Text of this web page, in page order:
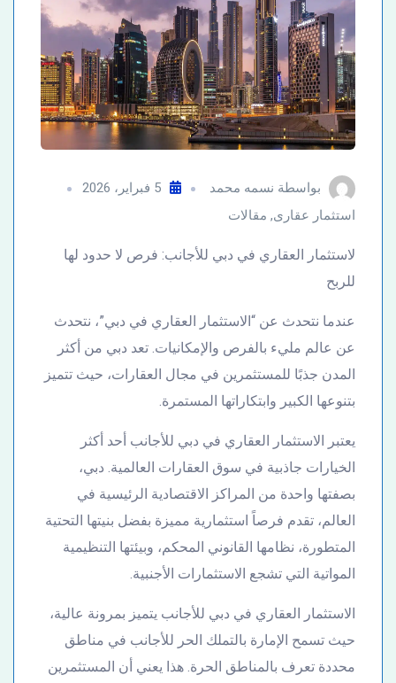
بواسطة نسمه محمد
5 فبراير، 2026
استثمار عقارى, مقالات
لاستثمار العقاري في دبي للأجانب: فرص لا حدود لها
للربح
عندما نتحدث عن “الاستثمار العقاري في دبي”، نتحدث
عن عالم مليء بالفرص والإمكانيات. تعد دبي من أكثر
المدن جذبًا للمستثمرين في مجال العقارات، حيث تتميز
بتنوعها الكبير وابتكاراتها المستمرة.
يعتبر الاستثمار العقاري في دبي للأجانب أحد أكثر
الخيارات جاذبية في سوق العقارات العالمية. دبي،
بصفتها واحدة من المراكز الاقتصادية الرئيسية في
العالم، تقدم فرصاً استثمارية مميزة بفضل بنيتها التحتية
المتطورة، نظامها القانوني المحكم، وبيئتها التنظيمية
المواتية التي تشجع الاستثمارات الأجنبية.
الاستثمار العقاري في دبي للأجانب يتميز بمرونة عالية،
حيث تسمح الإمارة بالتملك الحر للأجانب في مناطق
محددة تعرف بالمناطق الحرة. هذا يعني أن المستثمرين